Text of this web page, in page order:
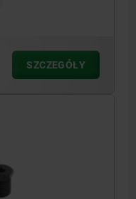
SZCZEGÓŁY